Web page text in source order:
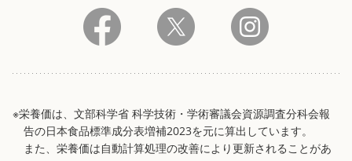
※栄養価は、文部科学省 科学技術・学術審議会資源調査分科会報
告の日本食品標準成分表増補2023を元に算出しています。
また、栄養価は自動計算処理の改善により更新されることがあ